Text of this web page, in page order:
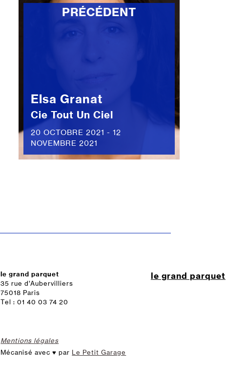
PRÉCÉDENT
Elsa Granat
Cie Tout Un Ciel
20 OCTOBRE 2021 - 12
NOVEMBRE 2021
le grand parquet
35 rue d’Aubervilliers
75018 Paris
Tel : 01 40 03 74 20
Mentions légales
Mécanisé avec ♥ par Le Petit Garage
le grand parquet